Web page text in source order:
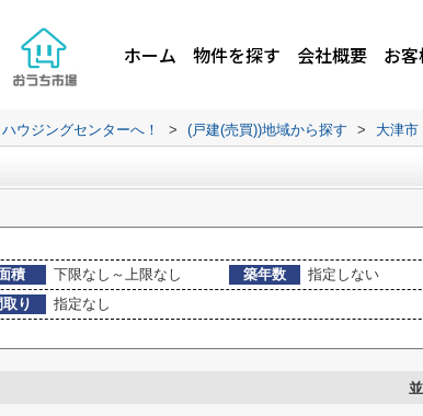
ホーム 物件を探す 会社概要 お
ウジングセンターへ！ > (戸建(売買))地域から探す > 大津市
積 下限なし～上限なし 築年数
指定しない
取り
指定なし